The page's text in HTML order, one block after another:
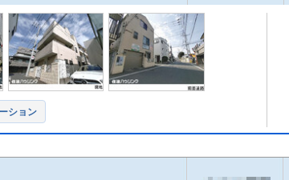
ション